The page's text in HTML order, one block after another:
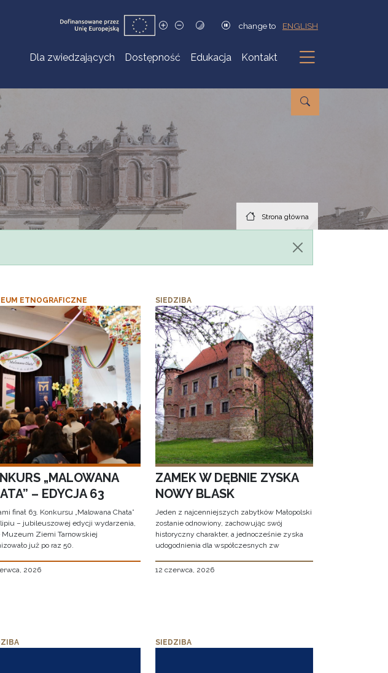
change to ENGLISH
Dla zwiedzających Dostępność Edukacja Kontakt
Podmenu
Strona główna
ETNOGRAFICZNE
„MALOWANA
– EDYCJA 63
finał 63. Konkursu „Malowana Chata”
– jubileuszowej edycji wydarzenia,
Muzeum Ziemi Tarnowskiej
już po raz 50.
2026
SIEDZIBA
ZAMEK W DĘBNIE ZYSKA
NOWY BLASK
Jeden z najcenniejszych zabytków Małopolski
zostanie odnowiony, zachowując swój
historyczny charakter, a jednocześnie zyska
udogodnienia dla współczesnych zw
12 czerwca, 2026
SIEDZIBA